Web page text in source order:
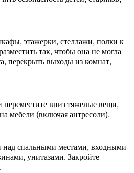
этажерки, стеллажи, полки к
так, чтобы она не могла
перекрыть выходы из комнат,
вниз тяжелые вещи,
мебели (включая антресоли).
над спальными местами, входными
унитазами. Закройте